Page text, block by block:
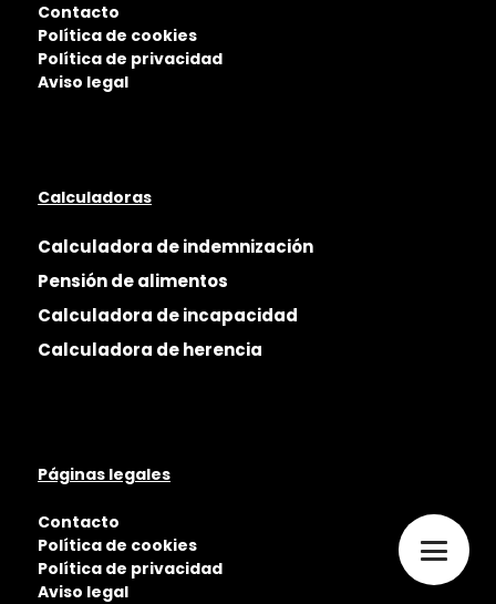
Contacto
Política de cookies
Política de privacidad
Aviso legal
Calculadoras
Calculadora de indemnización
Pensión de alimentos
Calculadora de incapacidad
Calculadora de herencia
Páginas legales
Contacto
Política de cookies
Política de privacidad
Aviso legal